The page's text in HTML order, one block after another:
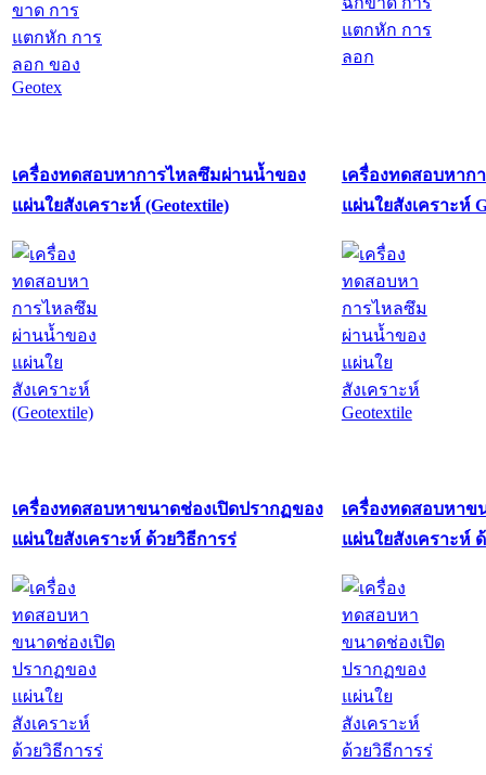
เครื่องทดสอบหาการไหลซึมผ่านน้ำของ
แผ่นใยสังเคราะห์ (Geotextile)
เครื่องทดสอบหาก
แผ่นใยสังเคราะห์
เครื่องทดสอบหาขนาดช่องเปิดปรากฏของ
แผ่นใยสังเคราะห์ ด้วยวิธีการร่
เครื่องทดสอบหาข
แผ่นใยสังเคราะห์